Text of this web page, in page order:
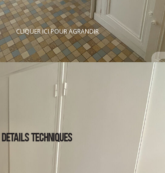
CLIQUER ICI POUR AGRANDIR
ce studio de 40m² offrant : une entrée
salle de bains et WC.
et d'un local commun.
de copropriété.
DETAILS TECHNIQUES